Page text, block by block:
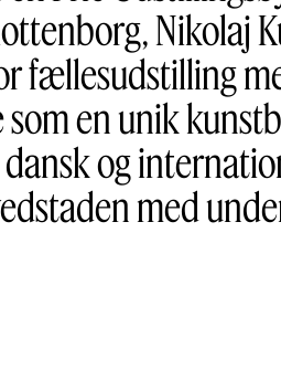
Nikolaj
fællesudstilling
som en unik
og
med